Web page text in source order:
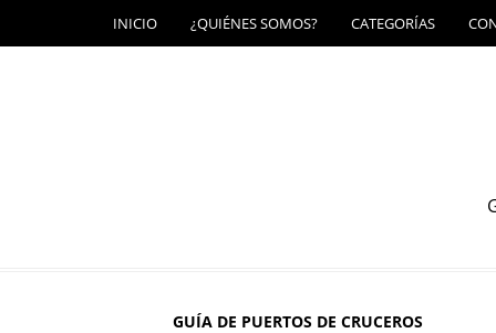
INICIO ¿QUIÉNES SOMOS? CATEGORÍAS
GUÍA DE PUERTOS DE CRUCEROS